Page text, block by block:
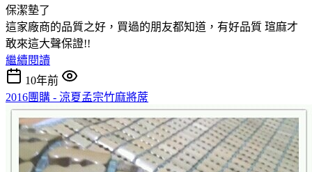
保潔墊了
這家廠商的品質之好，買過的朋友都知道，有好品質 瑄麻才
敢來這大聲保證!!
繼續閱讀
10年前
2016團購 - 涼夏孟宗竹麻將蓆